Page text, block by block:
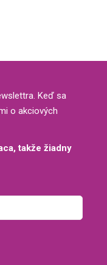
Keď sa
o akciových
takže žiadny